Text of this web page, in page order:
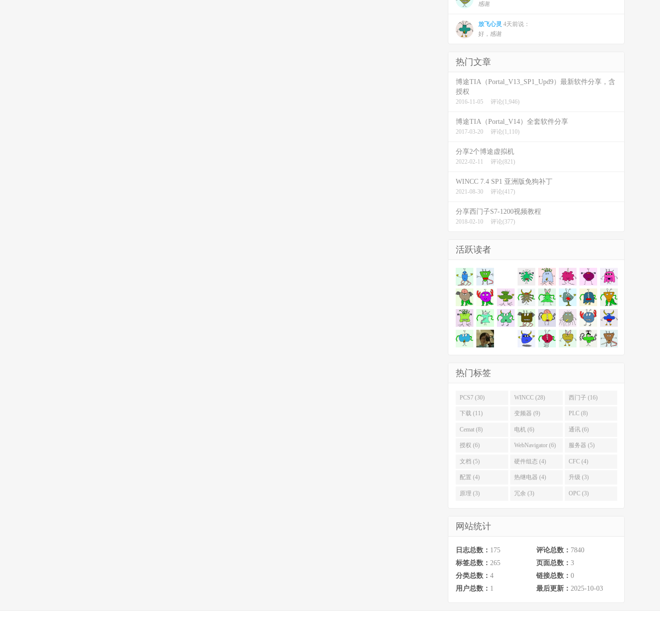
感谢
放飞心灵 4天前说：
好，感谢
热门文章
博途TIA（Portal_V13_SP1_Upd9）最新软件分享，含
授权
2016-11-05 评论(1,946)
博途TIA（Portal_V14）全套软件分享
2017-03-20 评论(1,110)
分享2个博途虚拟机
2022-02-11 评论(821)
WINCC 7.4 SP1 亚洲版免狗补丁
2021-08-30 评论(417)
分享西门子S7-1200视频教程
2018-02-10 评论(377)
活跃读者
热门标签
PCS7 (30) WINCC (28) 西门子 (16)
下载 (11) 变频器 (9) PLC (8)
Cemat (8) 电机 (6) 通讯 (6)
授权 (6) WebNavigator (6) 服务器 (5)
文档 (5) 硬件组态 (4) CFC (4)
配置 (4) 热继电器 (4) 升级 (3)
原理 (3) 冗余 (3) OPC (3)
网站统计
日志总数： 175 评论总数： 7840
标签总数： 265 页面总数： 3
分类总数： 4 链接总数： 0
用户总数： 1 最后更新： 2025-10-03